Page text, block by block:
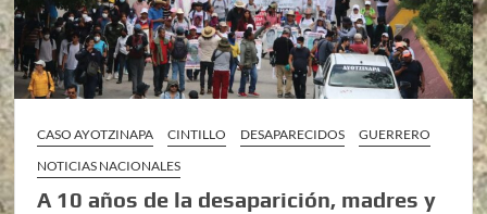
CASO AYOTZINAPA CINTILLO DESAPARECIDOS
GUERRERO
NOTICIAS NACIONALES
A 10 años de la desaparición, madres y